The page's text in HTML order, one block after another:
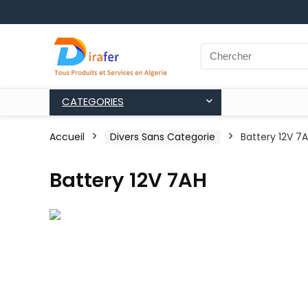
CATEGORIES
Accueil Divers Sans Categorie Battery 12V
Battery 12V 7AH